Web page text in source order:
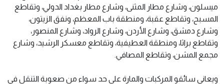
ميسلون، وشارع مطار المثنى، وشارع مطار بغداد الدولي، وتقاطع
المسبح، وتقاطع عقبة، ومنطقة باب المعظم، ونفق الزيتون،
وشارع دمشق، وشارع الأردن، وشارع الرواد، وشارع المنصور،
وتقاطع براثا، ومنطقة العطيفية، وتقاطع معسكر الرشيد، وشارع
مجمع المشن، وتقاطع المصافي.
ويعاني سائقو المركبات والمارة على حد سواء من صعوبة التنقل في